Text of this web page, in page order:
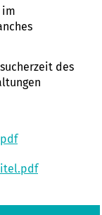
im
des